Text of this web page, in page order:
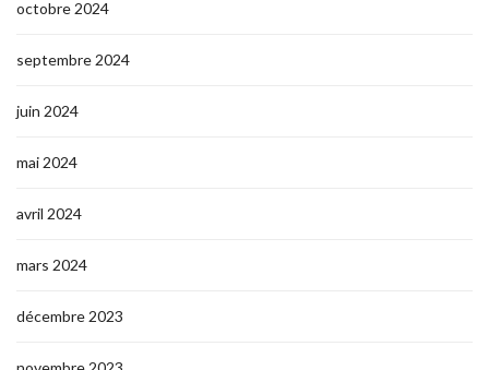
octobre 2024
septembre 2024
juin 2024
mai 2024
avril 2024
mars 2024
décembre 2023